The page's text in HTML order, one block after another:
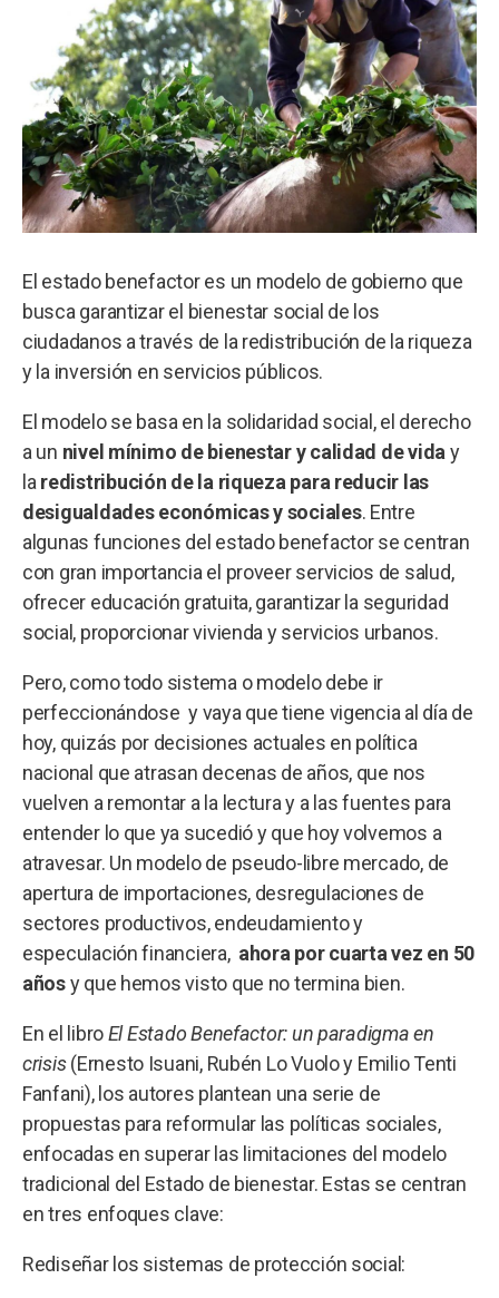
El estado benefactor es un modelo de gobierno que
busca garantizar el bienestar social de los
ciudadanos a través de la redistribución de la riqueza
y la inversión en servicios públicos.
El modelo se basa en la solidaridad social, el derecho
a un nivel mínimo de bienestar y calidad de vida y
la redistribución de la riqueza para reducir las
desigualdades económicas y sociales. Entre
algunas funciones del estado benefactor se centran
con gran importancia el proveer servicios de salud,
ofrecer educación gratuita, garantizar la seguridad
social, proporcionar vivienda y servicios urbanos.
Pero, como todo sistema o modelo debe ir
perfeccionándose y vaya que tiene vigencia al día de
hoy, quizás por decisiones actuales en política
nacional que atrasan decenas de años, que nos
vuelven a remontar a la lectura y a las fuentes para
entender lo que ya sucedió y que hoy volvemos a
atravesar. Un modelo de pseudo-libre mercado, de
apertura de importaciones, desregulaciones de
sectores productivos, endeudamiento y
especulación financiera, ahora por cuarta vez en 50
añosy que hemos visto que no termina bien.
En el libroEl Estado Benefactor: un paradigma en
crisis(Ernesto Isuani, Rubén Lo Vuolo y Emilio Tenti
Fanfani), los autores plantean una serie de
propuestas para reformular las políticas sociales,
enfocadas en superar las limitaciones del modelo
tradicional del Estado de bienestar. Estas se centran
en tres enfoques clave:
Rediseñar los sistemas de protección social: